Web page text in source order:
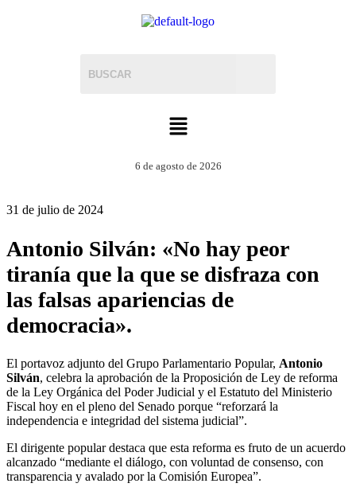
6 de agosto de 2026
31 de julio de 2024
Antonio Silván: «No hay peor
tiranía que la que se disfraza con
las falsas apariencias de
democracia».
El portavoz adjunto del Grupo Parlamentario Popular, Antonio
Silván, celebra la aprobación de la Proposición de Ley de reforma
de la Ley Orgánica del Poder Judicial y el Estatuto del Ministerio
Fiscal hoy en el pleno del Senado porque “reforzará la
independencia e integridad del sistema judicial”.
El dirigente popular destaca que esta reforma es fruto de un acuerdo
alcanzado “mediante el diálogo, con voluntad de consenso, con
transparencia y avalado por la Comisión Europea”.